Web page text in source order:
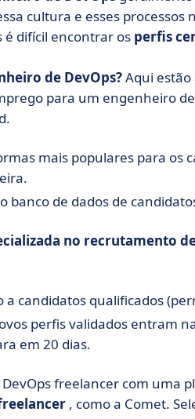
cultura e esses processos
é difícil encontrar os perfis
de DevOps?Aqui estão
para um engenheiro
mais populares para os
banco de dados de
no recrutamento
a candidatos qualificados
perfis validados entram
em 20 dias.
freelancer com uma
, como a Comet.